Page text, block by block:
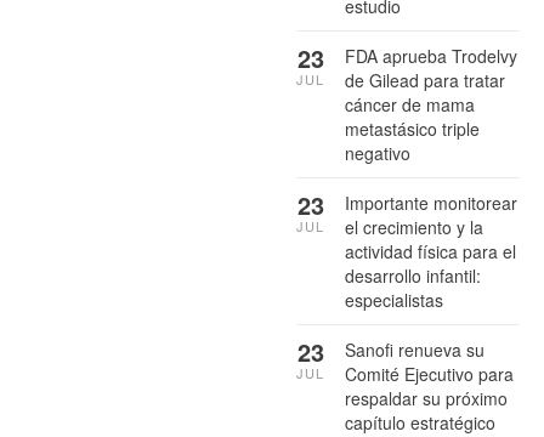
estudio
FDA aprueba Trodelvy
de Gilead para tratar
cáncer de mama
metastásico triple
negativo
23
JUL
Importante monitorear
el crecimiento y la
actividad física para el
desarrollo infantil:
especialistas
23
JUL
Sanofi renueva su
Comité Ejecutivo para
respaldar su próximo
capítulo estratégico
23
JUL